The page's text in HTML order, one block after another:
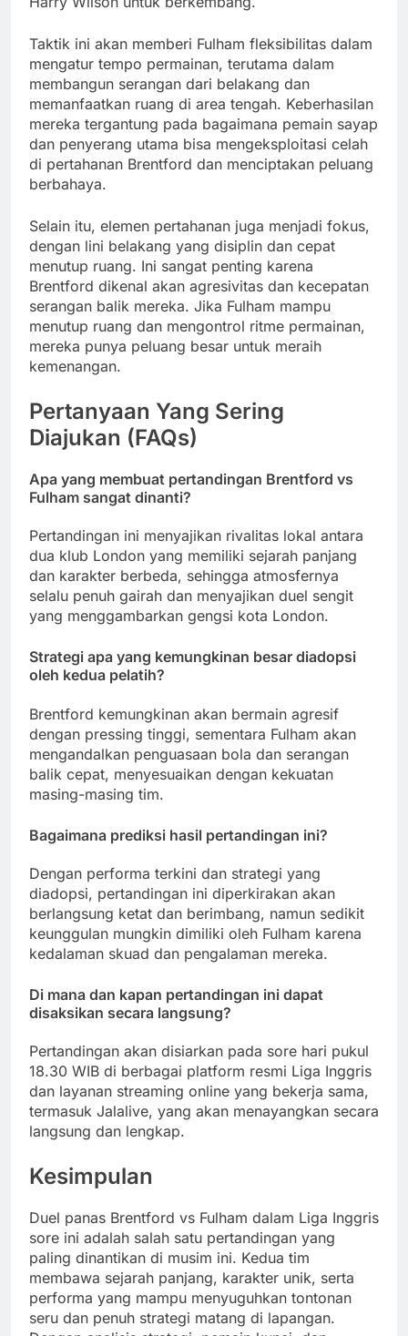
Taktik ini akan memberi Fulham fleksibilitas dalam
mengatur tempo permainan, terutama dalam
membangun serangan dari belakang dan
memanfaatkan ruang di area tengah. Keberhasilan
mereka tergantung pada bagaimana pemain sayap
dan penyerang utama bisa mengeksploitasi celah
di pertahanan Brentford dan menciptakan peluang
berbahaya.
Selain itu, elemen pertahanan juga menjadi fokus,
dengan lini belakang yang disiplin dan cepat
menutup ruang. Ini sangat penting karena
Brentford dikenal akan agresivitas dan kecepatan
serangan balik mereka. Jika Fulham mampu
menutup ruang dan mengontrol ritme permainan,
mereka punya peluang besar untuk meraih
kemenangan.
Pertanyaan Yang Sering
Diajukan (FAQs)
Apa yang membuat pertandingan Brentford vs
Fulham sangat dinanti?
Pertandingan ini menyajikan rivalitas lokal antara
dua klub London yang memiliki sejarah panjang
dan karakter berbeda, sehingga atmosfernya
selalu penuh gairah dan menyajikan duel sengit
yang menggambarkan gengsi kota London.
Strategi apa yang kemungkinan besar diadopsi
oleh kedua pelatih?
Brentford kemungkinan akan bermain agresif
dengan pressing tinggi, sementara Fulham akan
mengandalkan penguasaan bola dan serangan
balik cepat, menyesuaikan dengan kekuatan
masing-masing tim.
Bagaimana prediksi hasil pertandingan ini?
Dengan performa terkini dan strategi yang
diadopsi, pertandingan ini diperkirakan akan
berlangsung ketat dan berimbang, namun sedikit
keunggulan mungkin dimiliki oleh Fulham karena
kedalaman skuad dan pengalaman mereka.
Di mana dan kapan pertandingan ini dapat
disaksikan secara langsung?
Pertandingan akan disiarkan pada sore hari pukul
18.30 WIB di berbagai platform resmi Liga Inggris
dan layanan streaming online yang bekerja sama,
termasuk Jalalive, yang akan menayangkan secara
langsung dan lengkap.
Kesimpulan
Duel panas Brentford vs Fulham dalam Liga Inggris
sore ini adalah salah satu pertandingan yang
paling dinantikan di musim ini. Kedua tim
membawa sejarah panjang, karakter unik, serta
performa yang mampu menyuguhkan tontonan
seru dan penuh strategi matang di lapangan.